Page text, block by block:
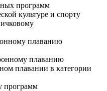
программ
культуре и спорту
плаванию
плаванию
плавании в категории
программ